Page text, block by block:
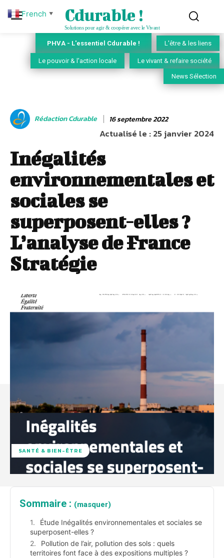
Cdurable !
Solutions pour agir & coopérer avec le Vivant
PHVA - L'essentiel Cdurable ! L'être & les liens
Le pouvoir & l'action locale Le vivant & refaire société
News Sélection
Rédaction Cdurable 16 septembre 2022
Actualisé le :25 janvier 2024
Inégalités
environnementales et
sociales se
superposent-elles ?
L’analyse de France
Stratégie
SANTÉ & BIEN-ÊTRE
Sommaire : (masquer)
Étude Inégalités environnementales et sociales se
superposent-elles ?
Pollution de l’air, pollution des sols : quels
territoires font face à des expositions multiples ?
French ▼